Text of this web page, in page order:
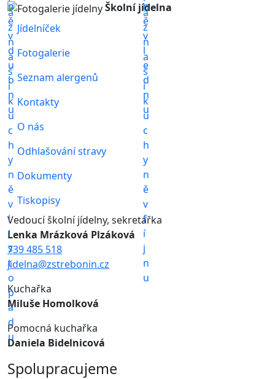
Školní jídelna
Jídelníček
Fotogalerie
Seznam alergenů
Kontakty
O nás
Odhlašování stravy
Dokumenty
Tiskopisy
Vedoucí školní jídelny, sekretářka
Lenka Mrázková Plzáková
739 485 518
jidelna@zstrebonin.cz
Kuchařka
Miluše Homolková
Pomocná kuchařka
Daniela Bidelnicová
Spolupracujeme